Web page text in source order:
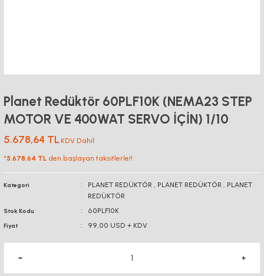
Planet Redüktör 60PLF10K (NEMA23 STEP
MOTOR VE 400WAT SERVO İÇİN) 1/10
5.678,64 TL KDV Dahil
*5.678,64 TL den başlayan taksitlerle!!
Kategori PLANET REDÜKTÖR , PLANET REDÜKTÖR , PLANET
REDÜKTÖR
Stok Kodu 60PLF10K
Fiyat 99,00 USD + KDV